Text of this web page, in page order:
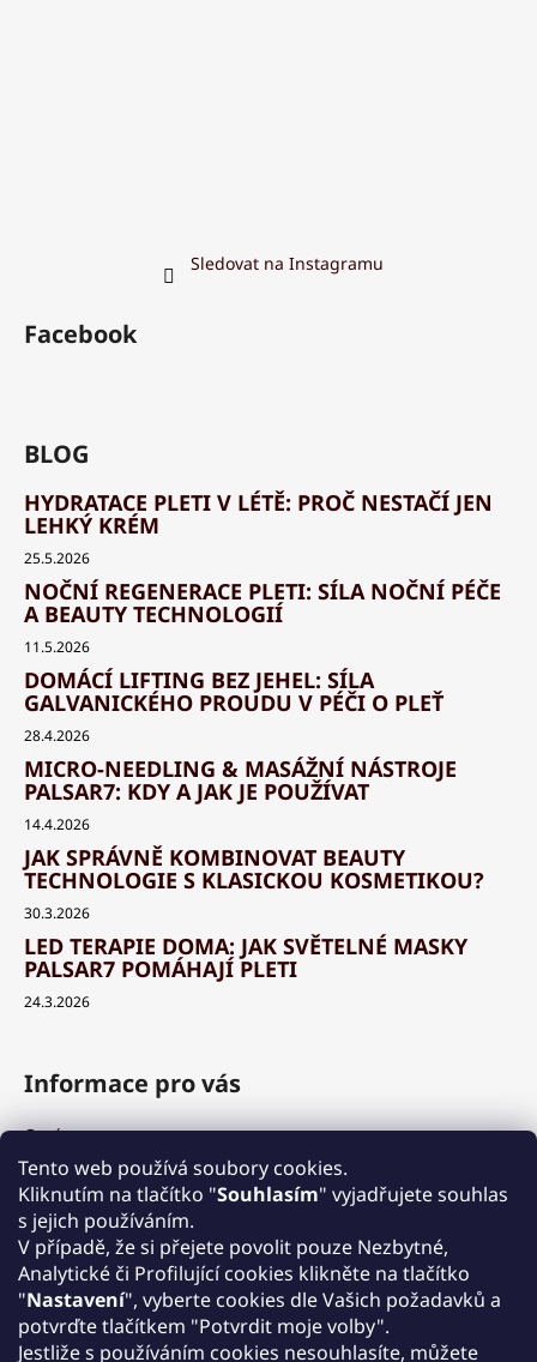
Tento web používá soubory cookies.
Kliknutím na tlačítko "Souhlasím" vyjadřujete souhlas
s jejich používáním.
V případě, že si přejete povolit pouze Nezbytné,
Analytické či Profilující cookies klikněte na tlačítko
"Nastavení", vyberte cookies dle Vašich požadavků a
potvrďte tlačítkem "Potvrdit moje volby".
Jestliže s používáním cookies nesouhlasíte, můžete
Sledovat na Instagramu
Facebook
BLOG
HYDRATACE PLETI V LÉTĚ: PROČ NESTAČÍ JEN
LEHKÝ KRÉM
25.5.2026
NOČNÍ REGENERACE PLETI: SÍLA NOČNÍ PÉČE
A BEAUTY TECHNOLOGIÍ
11.5.2026
DOMÁCÍ LIFTING BEZ JEHEL: SÍLA
GALVANICKÉHO PROUDU V PÉČI O PLEŤ
28.4.2026
MICRO-NEEDLING & MASÁŽNÍ NÁSTROJE
PALSAR7: KDY A JAK JE POUŽÍVAT
14.4.2026
JAK SPRÁVNĚ KOMBINOVAT BEAUTY
TECHNOLOGIE S KLASICKOU KOSMETIKOU?
30.3.2026
LED TERAPIE DOMA: JAK SVĚTELNÉ MASKY
PALSAR7 POMÁHAJÍ PLETI
24.3.2026
Informace pro vás
O nás
Výhody a garance
Množstevní slevy
Způsob nákupu a dopravy
Reklamace
Obchodní podmínky
Podmínky ochrany osobních údajů
Kontakt
Zpětný odběr elektrozařízení